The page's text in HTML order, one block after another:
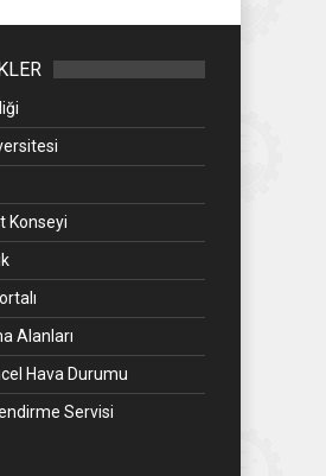
Konseyi
Alanları
Hava Durumu
Servisi